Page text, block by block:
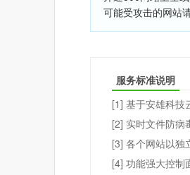
可能受攻击的网站
服务标准说明
[1] 基于安雄科技
[2] 实时文件防病
[3] 各个网站以独
[4] 功能强大控制